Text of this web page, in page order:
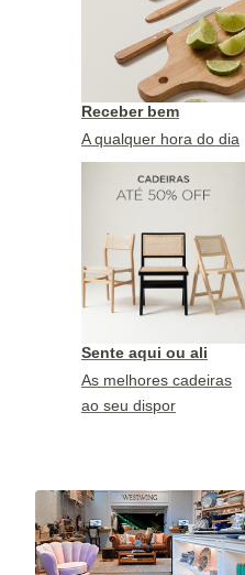
Receber bem
A qualquer hora do dia
Sente aqui ou ali
As melhores cadeiras
ao seu dispor